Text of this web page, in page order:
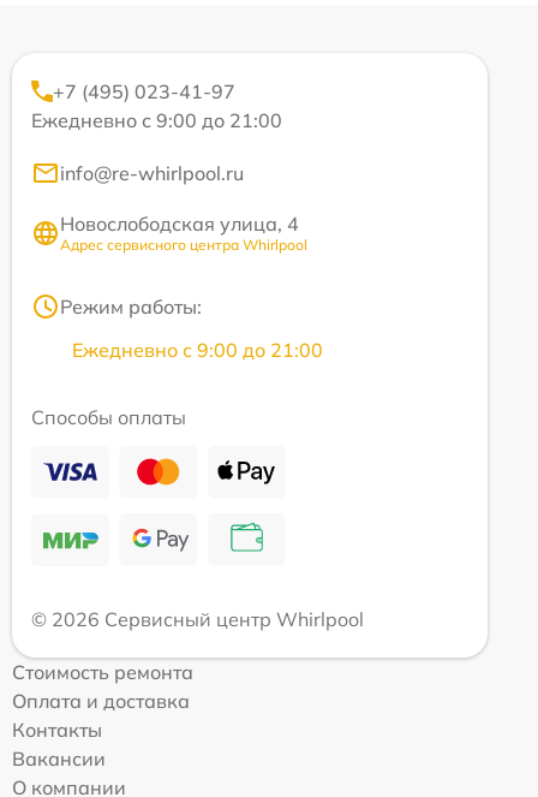
+7 (495) 023-41-97
Ежедневно с 9:00 до 21:00
info@re-whirlpool.ru
Новослободская улица, 4
Адрес сервисного центра Whirlpool
Режим работы:
Ежедневно с 9:00 до 21:00
Способы оплаты
© 2026 Сервисный центр Whirlpool
Стоимость ремонта
Оплата и доставка
Контакты
Вакансии
О компании